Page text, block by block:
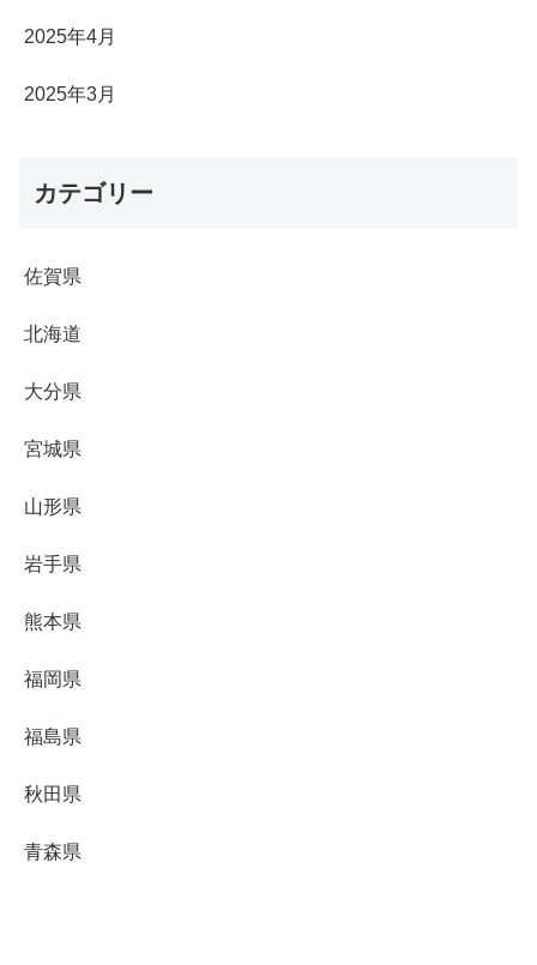
2025年4月
2025年3月
カテゴリー
佐賀県
北海道
大分県
宮城県
山形県
岩手県
熊本県
福岡県
福島県
秋田県
青森県